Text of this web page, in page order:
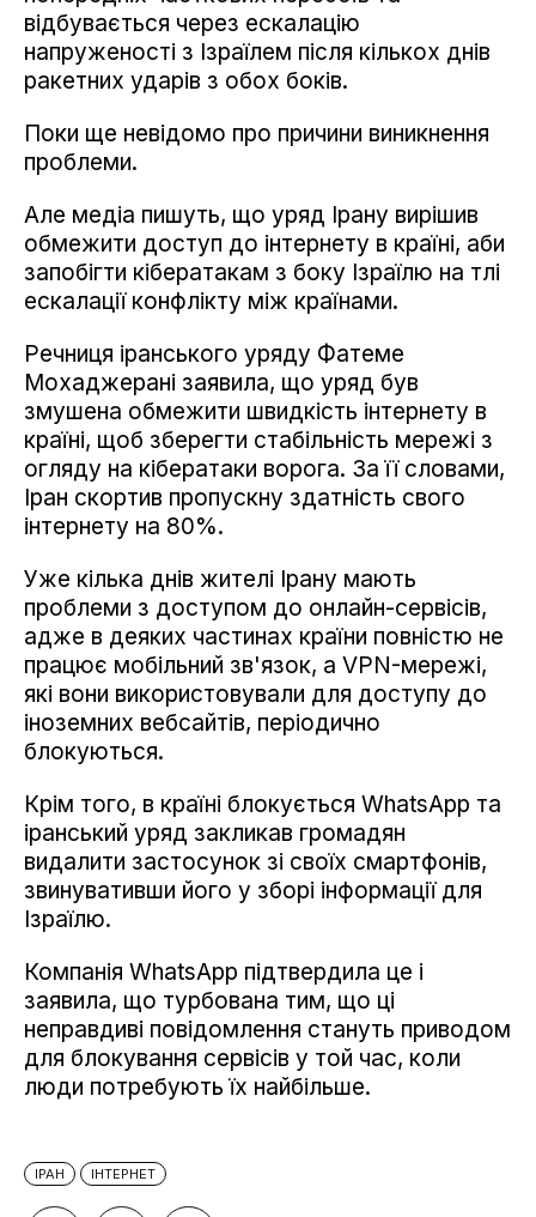
відбувається через ескалацію
напруженості з Ізраїлем після кількох днів
ракетних ударів з обох боків.
Поки ще невідомо про причини виникнення
проблеми.
Але медіа пишуть, що уряд Ірану вирішив
обмежити доступ до інтернету в країні, аби
запобігти кібератакам з боку Ізраїлю на тлі
ескалації конфлікту між країнами.
Речниця іранського уряду Фатеме
Мохаджерані заявила, що уряд був
змушена обмежити швидкість інтернету в
країні, щоб зберегти стабільність мережі з
огляду на кібератаки ворога. За її словами,
Іран скортив пропускну здатність свого
інтернету на 80%.
Уже кілька днів жителі Ірану мають
проблеми з доступом до онлайн-сервісів,
адже в деяких частинах країни повністю не
працює мобільний зв'язок, а VPN-мережі,
які вони використовували для доступу до
іноземних вебсайтів, періодично
блокуються.
Крім того, в країні блокується WhatsApp та
іранський уряд закликав громадян
видалити застосунок зі своїх смартфонів,
звинувативши його у зборі інформації для
Ізраїлю.
Компанія WhatsApp підтвердила це і
заявила, що турбована тим, що ці
неправдиві повідомлення стануть приводом
для блокування сервісів у той час, коли
люди потребують їх найбільше.
ІРАН ІНТЕРНЕТ